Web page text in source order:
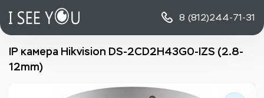
8 (812)244-71-31
IP камера Hikvision DS-2CD2H43G0-IZS (2.8-
12mm)